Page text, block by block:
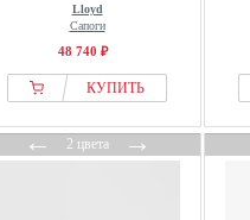
Lloyd
Сапоги
48 740 ₽
КУПИТЬ
←2 цвета→